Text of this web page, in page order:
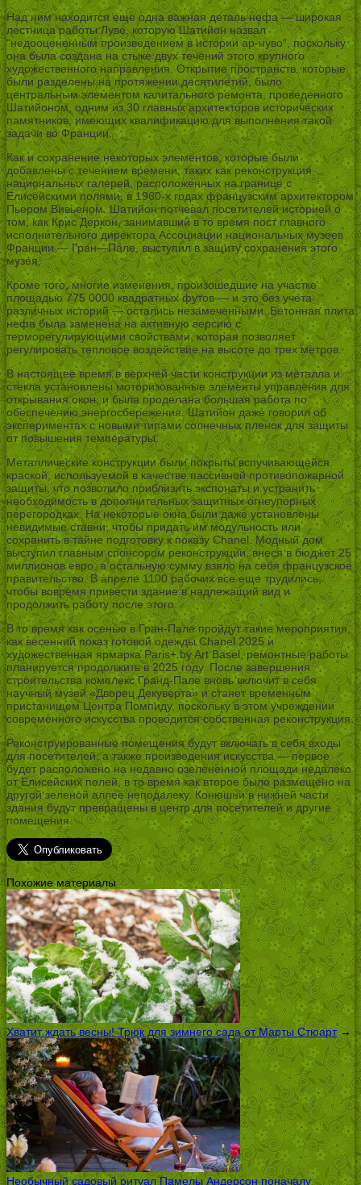
Над ним находится еще одна важная деталь нефа — широкая
лестница работы Луве, которую Шатийон назвал
“недооцененным произведением в истории ар-нуво”, поскольку
она была создана на стыке двух течений этого крупного
художественного направления. Открытие пространств, которые
были разделены на протяжении десятилетий, было
центральным элементом капитального ремонта, проведенного
Шатийоном, одним из 30 главных архитекторов исторических
памятников, имеющих квалификацию для выполнения такой
задачи во Франции.
Как и сохранение некоторых элементов, которые были
добавлены с течением времени, таких как реконструкция
национальных галерей, расположенных на границе с
Елисейскими полями, в 1960-х годах французским архитектором
Пьером Вивьеном. Шатийон потчевал посетителей историей о
том, как Крис Деркон, занимавший в то время пост главного
исполнительного директора Ассоциации национальных музеев
Франции — Гран—Пале, выступил в защиту сохранения этого
музея.
Кроме того, многие изменения, произошедшие на участке
площадью 775 0000 квадратных футов — и это без учета
различных историй — остались незамеченными. Бетонная плита
нефа была заменена на активную версию с
терморегулирующими свойствами, которая позволяет
регулировать тепловое воздействие на высоте до трех метров.
В настоящее время в верхней части конструкции из металла и
стекла установлены моторизованные элементы управления для
открывания окон, и была проделана большая работа по
обеспечению энергосбережения. Шатийон даже говорил об
экспериментах с новыми типами солнечных пленок для защиты
от повышения температуры.
Металлические конструкции были покрыты вспучивающейся
краской, используемой в качестве пассивной противопожарной
защиты, что позволило приблизить экспонаты и устранить
необходимость в дополнительных защитных огнеупорных
перегородках. На некоторые окна были даже установлены
невидимые ставни, чтобы придать им модульность или
сохранить в тайне подготовку к показу Chanel. Модный дом
выступил главным спонсором реконструкции, внеся в бюджет 25
миллионов евро, а остальную сумму взяло на себя французское
правительство. В апреле 1100 рабочих все еще трудились,
чтобы вовремя привести здание в надлежащий вид и
продолжить работу после этого.
В то время как осенью в Гран-Пале пройдут такие мероприятия,
как весенний показ готовой одежды Chanel 2025 и
художественная ярмарка Paris+ by Art Basel, ремонтные работы
планируется продолжить в 2025 году. После завершения
строительства комплекс Гранд-Пале вновь включит в себя
научный музей «Дворец Декуверта» и станет временным
пристанищем Центра Помпиду, поскольку в этом учреждении
современного искусства проводится собственная реконструкция.
Реконструированные помещения будут включать в себя входы
для посетителей, а также произведения искусства — первое
будет расположено на недавно озелененной площади недалеко
от Елисейских полей, в то время как второе было размещено на
другой зеленой аллее неподалеку. Конюшни в нижней части
здания будут превращены в центр для посетителей и другие
помещения.
Похожие материалы
Хватит ждать весны! Трюк для зимнего сада от Марты Стюарт→
Необычный садовый ритуал Памелы Андерсон поначалу